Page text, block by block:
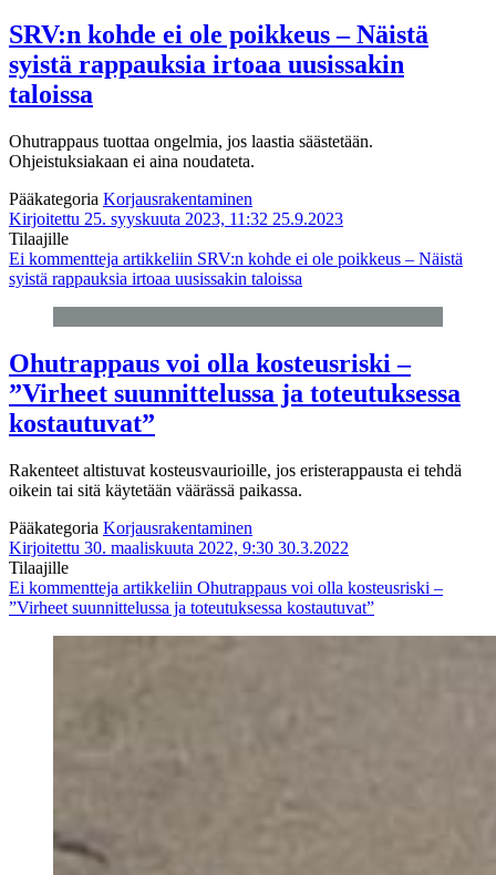
SRV:n kohde ei ole poikkeus – Näistä
syistä rappauksia irtoaa uusissakin
taloissa
Ohutrappaus tuottaa ongelmia, jos laastia säästetään.
Ohjeistuksiakaan ei aina noudateta.
Pääkategoria Korjausrakentaminen
Kirjoitettu 25. syyskuuta 2023, 11:32 25.9.2023
Tilaajille
Ei kommentteja artikkeliin SRV:n kohde ei ole poikkeus – Näistä
syistä rappauksia irtoaa uusissakin taloissa
Ohutrappaus voi olla kosteusriski –
”Virheet suunnittelussa ja toteutuksessa
kostautuvat”
Rakenteet altistuvat kosteusvaurioille, jos eristerappausta ei tehdä
oikein tai sitä käytetään väärässä paikassa.
Pääkategoria Korjausrakentaminen
Kirjoitettu 30. maaliskuuta 2022, 9:30 30.3.2022
Tilaajille
Ei kommentteja artikkeliin Ohutrappaus voi olla kosteusriski –
”Virheet suunnittelussa ja toteutuksessa kostautuvat”